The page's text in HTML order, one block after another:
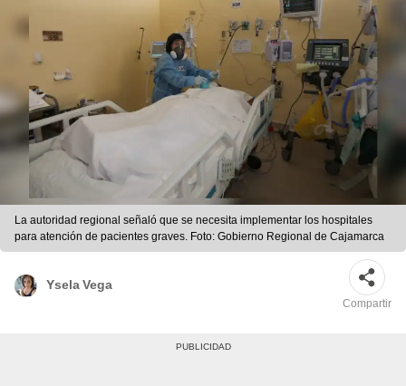
La autoridad regional señaló que se necesita implementar los hospitales
para atención de pacientes graves. Foto: Gobierno Regional de Cajamarca
Ysela Vega
Compartir